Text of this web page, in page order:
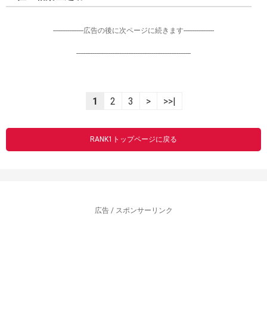
-----------------広告の後に次ページに続きます-----------------
----------------------------------------------------------------
1 2 3 > >>|
RANK1トップページに戻る
広告 / スポンサーリンク